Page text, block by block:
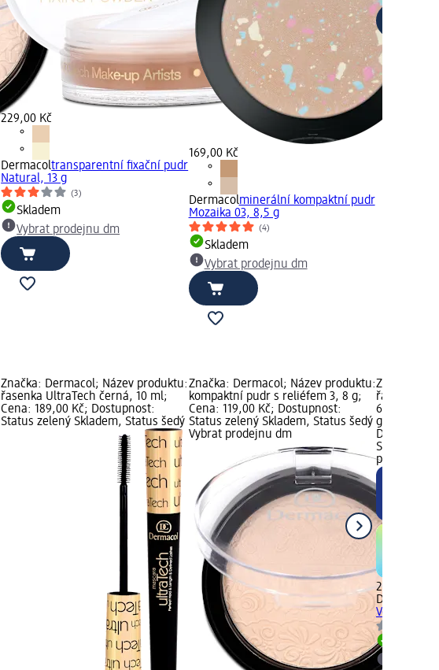
229,00 Kč
Dermacoltransparentní fixační pudr
Natural, 13 g
(3)
Skladem
Vybrat prodejnu dm
169,00 Kč
Dermacolminerální kompaktní pudr
Mozaika 03, 8,5 g
(4)
Skladem
Vybrat prodejnu dm
Značka: Dermacol; Název produktu:
řasenka UltraTech černá, 10 ml;
Cena: 189,00 Kč; Dostupnost:
Status zelený Skladem, Status šedý
Značka: Dermacol; Název produktu:
kompaktní pudr s reliéfem 3, 8 g;
Cena: 119,00 Kč; Dostupnost:
Status zelený Skladem, Status šedý
Vybrat prodejnu dm
Značka:
řasenka
6,5 ml;
grafika,
Skladem,
prodejnu
249,00 Kč
Dermacol
Volume,